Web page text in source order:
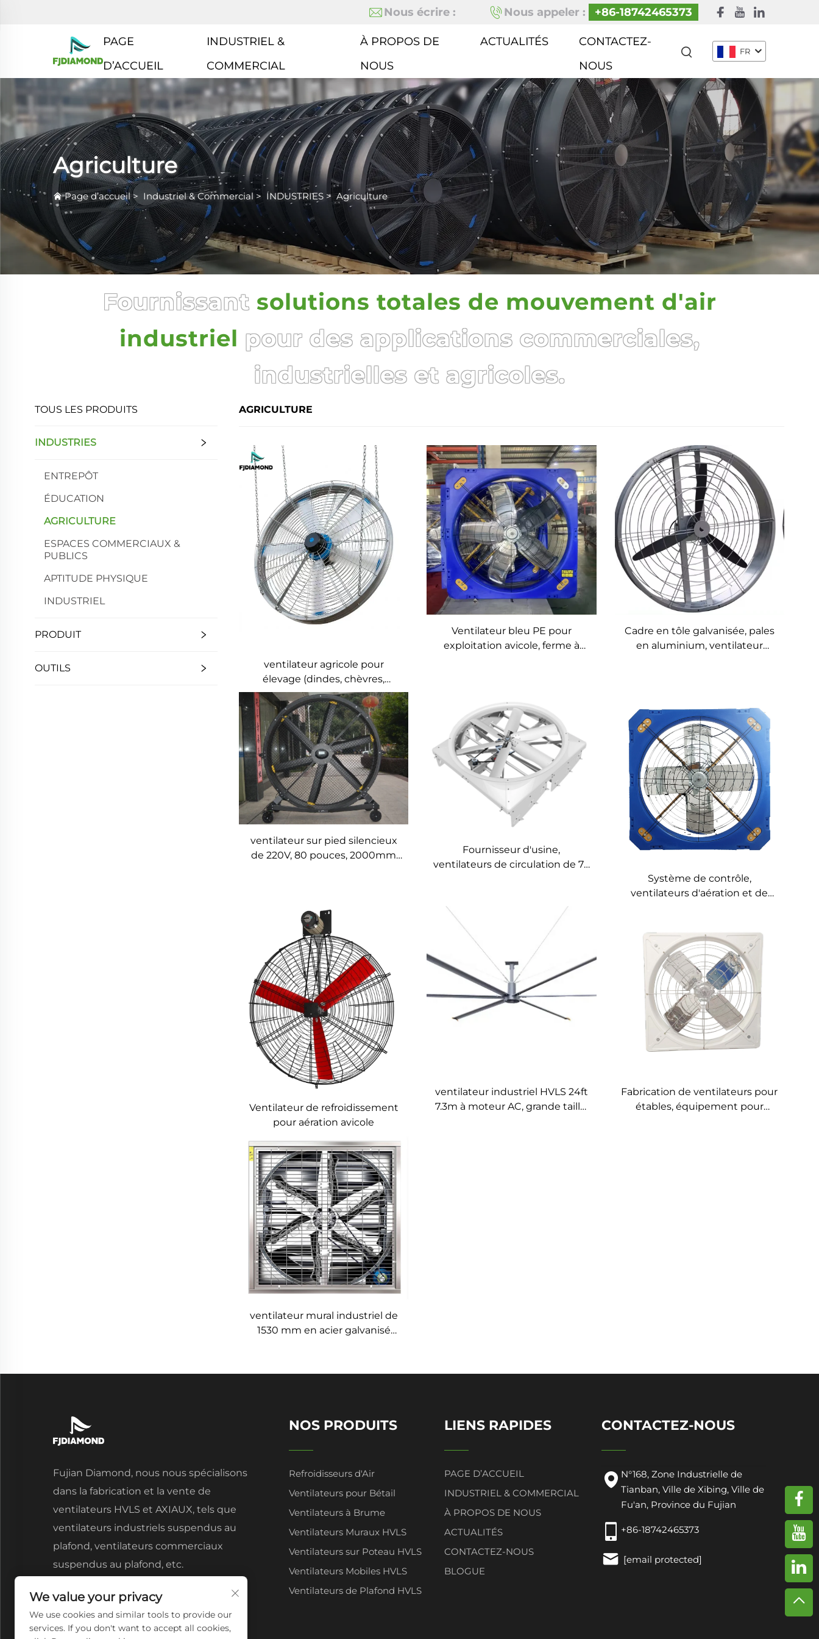
Nous écrire : Nous appeler : +86-18742465373
PAGE
D’ACCUEIL
INDUSTRIEL &
COMMERCIAL
À PROPOS DE
NOUS
ACTUALITÉS
CONTACTEZ-
NOUS
FR
Agriculture
Page d’accueil> Industriel & Commercial> INDUSTRIES >Agriculture
Fournissant solutions totales de mouvement d'air
industriel pour des applications commerciales,
industrielles et agricoles.
TOUS LES PRODUITS
INDUSTRIES
ENTREPÔT
ÉDUCATION
AGRICULTURE
ESPACES COMMERCIAUX &
PUBLICS
APTITUDE PHYSIQUE
INDUSTRIEL
PRODUIT
OUTILS
AGRICULTURE
ventilateur agricole pour
élevage (dindes, chèvres,
moutons, lapins), de 1,2 m,
assurant le soulagement du
stress thermique, l’élimination
de l’ammoniac et la maîtrise de
l’humidité dans les couvoirs
Ventilateur bleu PE pour
exploitation avicole, ferme à
laitières
Cadre en tôle galvanisée, pales
en aluminium, ventilateur
ventilateur sur pied silencieux
de 220V, 80 pouces, 2000mm
Fournisseur d'usine,
ventilateurs de circulation de 72
bétail, extracteurs de toit
Système de contrôle,
ventilateurs d'aération et de
ventilateur d'extraction en
plastique
Ventilateur de refroidissement
pour aération avicole
ventilateur industriel HVLS 24ft
7.3m à moteur AC, grande taille,
Fabrication de ventilateurs pour
étables, équipement pour
ventilateur mural industriel de
1530 mm en acier galvanisé
Fujian Diamond, nous nous spécialisons
dans la fabrication et la vente de
ventilateurs HVLS et AXIAUX, tels que
ventilateurs industriels suspendus au
plafond, ventilateurs commerciaux
suspendus au plafond, etc.
NOS PRODUITS
Refroidisseurs d'Air
Ventilateurs pour Bétail
Ventilateurs à Brume
Ventilateurs Muraux HVLS
Ventilateurs sur Poteau HVLS
Ventilateurs Mobiles HVLS
Ventilateurs de Plafond HVLS
LIENS RAPIDES
PAGE D’ACCUEIL
INDUSTRIEL & COMMERCIAL
À PROPOS DE NOUS
ACTUALITÉS
CONTACTEZ-NOUS
BLOGUE
CONTACTEZ-NOUS
N°168, Zone Industrielle de
Tianban, Ville de Xibing, Ville de
Fu'an, Province du Fujian
+86-18742465373
[email protected]
We value your privacy
We use cookies and similar tools to provide our
services. If you don't want to accept all cookies,